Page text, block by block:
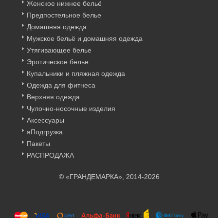
Женское нижнее бельё
Предпостельное белье
Домашняя одежда
Мужское бельё и домашняя одежда
Утягивающее белье
Эротическое белье
Купальники и пляжная одежда
Одежда для фитнеса
Верхняя одежда
Чулочно-носочные изделия
Аксессуары
яПодгрузка
Пакеты
РАСПРОДАЖА
© «ГРАНДЕМАРКА», 2014-2026